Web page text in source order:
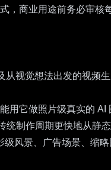
，商业用途前务必审核
视觉想法出发的视频
用它做照片级真实的
制作周期更快地从静态
风景、广告场景、缩